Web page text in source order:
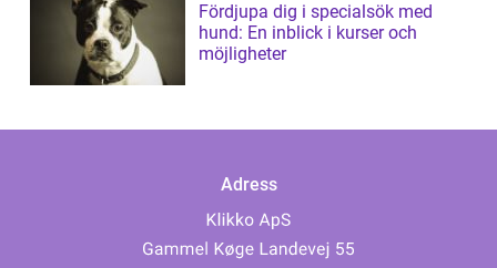
Fördjupa dig i specialsök med
hund: En inblick i kurser och
möjligheter
Adress